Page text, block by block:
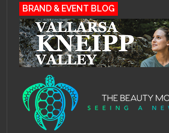
BRAND & EVENT BLOG